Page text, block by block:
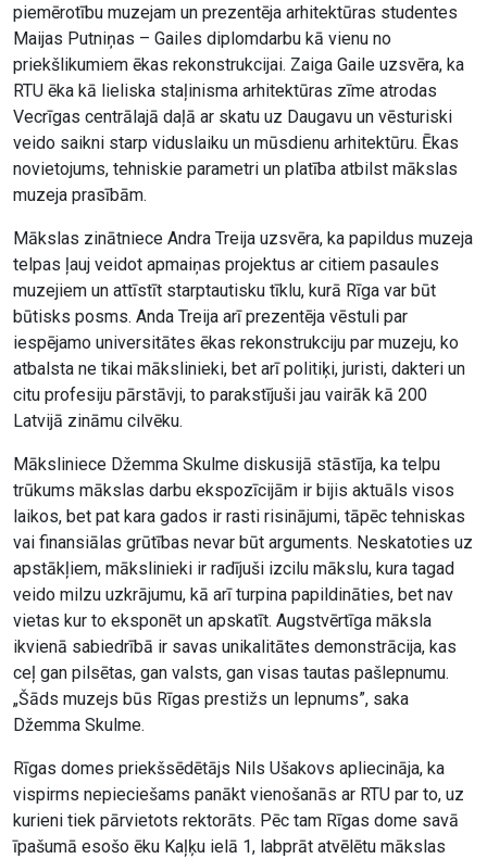
piemērotību muzejam un prezentēja arhitektūras studentes
Maijas Putniņas – Gailes diplomdarbu kā vienu no
priekšlikumiem ēkas rekonstrukcijai. Zaiga Gaile uzsvēra, ka
RTU ēka kā lieliska staļinisma arhitektūras zīme atrodas
Vecrīgas centrālajā daļā ar skatu uz Daugavu un vēsturiski
veido saikni starp viduslaiku un mūsdienu arhitektūru. Ēkas
novietojums, tehniskie parametri un platība atbilst mākslas
muzeja prasībām.
Mākslas zinātniece Andra Treija uzsvēra, ka papildus muzeja
telpas ļauj veidot apmaiņas projektus ar citiem pasaules
muzejiem un attīstīt starptautisku tīklu, kurā Rīga var būt
būtisks posms. Anda Treija arī prezentēja vēstuli par
iespējamo universitātes ēkas rekonstrukciju par muzeju, ko
atbalsta ne tikai mākslinieki, bet arī politiķi, juristi, dakteri un
citu profesiju pārstāvji, to parakstījuši jau vairāk kā 200
Latvijā zināmu cilvēku.
Māksliniece Džemma Skulme diskusijā stāstīja, ka telpu
trūkums mākslas darbu ekspozīcijām ir bijis aktuāls visos
laikos, bet pat kara gados ir rasti risinājumi, tāpēc tehniskas
vai finansiālas grūtības nevar būt arguments. Neskatoties uz
apstākļiem, mākslinieki ir radījuši izcilu mākslu, kura tagad
veido milzu uzkrājumu, kā arī turpina papildināties, bet nav
vietas kur to eksponēt un apskatīt. Augstvērtīga māksla
ikvienā sabiedrībā ir savas unikalitātes demonstrācija, kas
ceļ gan pilsētas, gan valsts, gan visas tautas pašlepnumu.
„Šāds muzejs būs Rīgas prestižs un lepnums”, saka
Džemma Skulme.
Rīgas domes priekšsēdētājs Nils Ušakovs apliecināja, ka
vispirms nepieciešams panākt vienošanās ar RTU par to, uz
kurieni tiek pārvietots rektorāts. Pēc tam Rīgas dome savā
īpašumā esošo ēku Kaļķu ielā 1, labprāt atvēlētu mākslas